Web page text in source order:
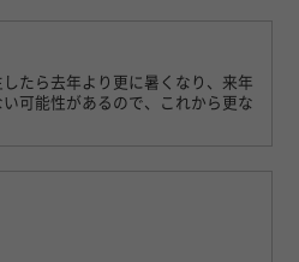
たら去年より更に暑くなり、来年
可能性があるので、これから更な